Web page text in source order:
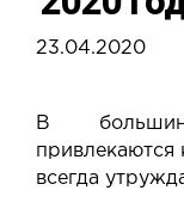
23.04.2020
В
привлекаются
всегда